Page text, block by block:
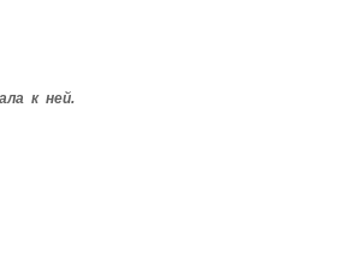
к ней.